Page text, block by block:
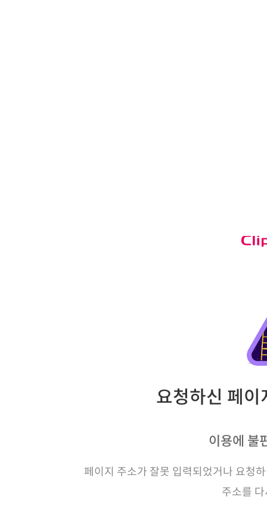
요청하신 페
이용에 불
페이지 주소가 잘못 입력되었거나 요청
주소를